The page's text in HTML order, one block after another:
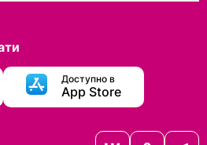
Доступно в
App Store